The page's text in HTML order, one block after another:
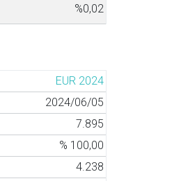
%0,02
EUR 2024
2024/06/05
7.895
% 100,00
4.238